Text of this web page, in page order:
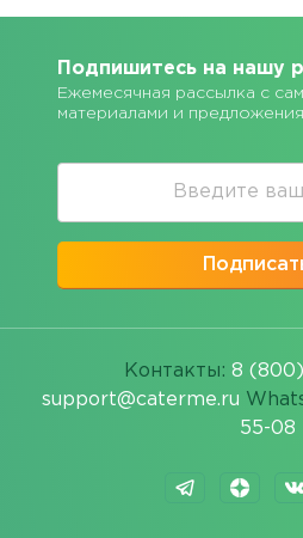
Подпишитесь на нашу
Ежемесячная рассылка с
материалами и
Контакты: 8
support@caterme.ru
55-08